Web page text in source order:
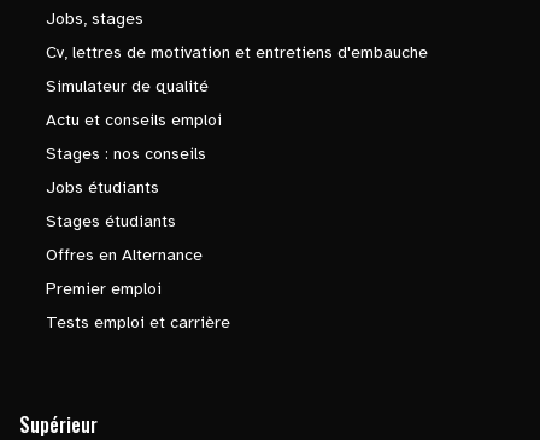
Jobs, stages
Cv, lettres de motivation et entretiens d'embauche
Simulateur de qualité
Actu et conseils emploi
Stages : nos conseils
Jobs étudiants
Stages étudiants
Offres en Alternance
Premier emploi
Tests emploi et carrière
Supérieur